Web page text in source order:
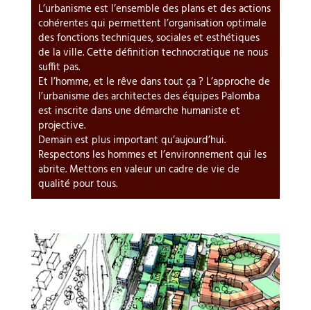
L’urbanisme est l’ensemble des plans et des actions
cohérentes qui permettent l’organisation optimale
des fonctions techniques, sociales et esthétiques
de la ville. Cette définition technocratique ne nous
suffit pas.
Et l’homme, et le rêve dans tout ça ? L’approche de
l’urbanisme des architectes des équipes Palomba
est inscrite dans une démarche humaniste et
projective.
Demain est plus important qu’aujourd’hui.
Respectons les hommes et l’environnement qui les
abrite. Mettons en valeur un cadre de vie de
qualité pour tous.